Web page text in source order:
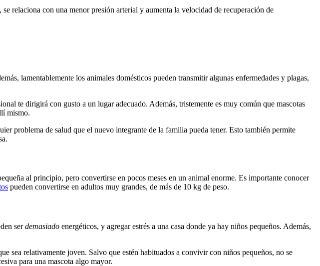
relaciona con una menor presión arterial y aumenta la velocidad de recuperación de
lamentablemente los animales domésticos pueden transmitir algunas enfermedades y plagas,
te dirigirá con gusto a un lugar adecuado. Además, tristemente es muy común que mascotas
mismo.
problema de salud que el nuevo integrante de la familia pueda tener. Esto también permite
al principio, pero convertirse en pocos meses en un animal enorme. Es importante conocer
pueden convertirse en adultos muy grandes, de más de 10 kg de peso.
serdemasiado energéticos, y agregar estrés a una casa donde ya hay niños pequeños. Además,
sea relativamente joven. Salvo que estén habituados a convivir con niños pequeños, no se
para una mascota algo mayor.